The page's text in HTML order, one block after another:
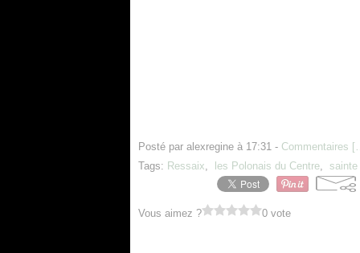
Posté par alexregine à 17:31 - Commentaires [
Tags: Ressaix, les Polonais du Centre, sainte
Vous aimez ? 0 vote